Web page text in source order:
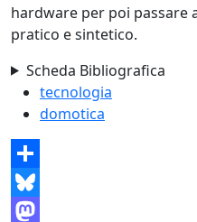
hardware per poi passare
pratico e sintetico.
Scheda Bibliografica
tecnologia
domotica
Share
Bluesky